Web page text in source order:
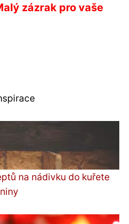
zázrak pro vaše
na nádivku do kuřete